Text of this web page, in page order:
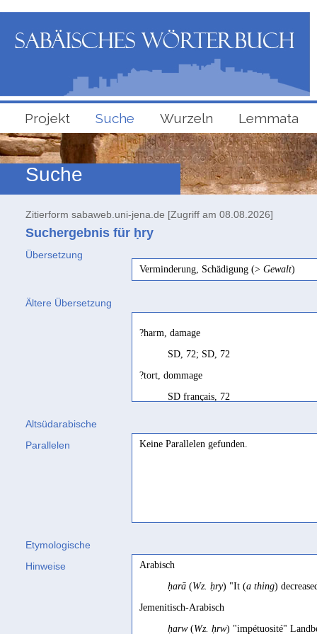
Projekt Suche Wurzeln Lemmata
Suche
Zitierform sabaweb.uni-jena.de [Zugriff am 08.08.2026]
Suchergebnis für ḥry
Übersetzung
Verminderung, Schädigung (> Gewalt)
Ältere Übersetzung
?harm, damage
SD, 72; SD, 72
?tort, dommage
SD français, 72
Maraqten 1998, 190
Biella 1982, 189
CIH I, 140
offensio
CIH II, 77
Schaden od. ähnliche Bed.
Altsüdarabische
Parallelen
Keine Parallelen gefunden.
Etymologische
Hinweise
Arabisch
ḥarā (Wz. ḥry) "It (a thing)
Jemenitisch-Arabisch
ḥarw(Wz. ḥrw) "impétuosité"